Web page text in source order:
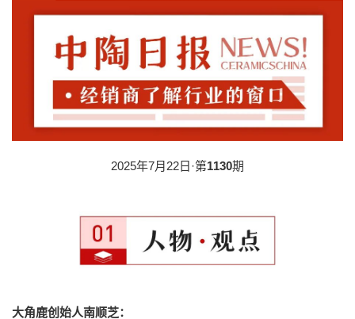
2025年7月22日·第1130期
大角鹿创始人南顺芝：